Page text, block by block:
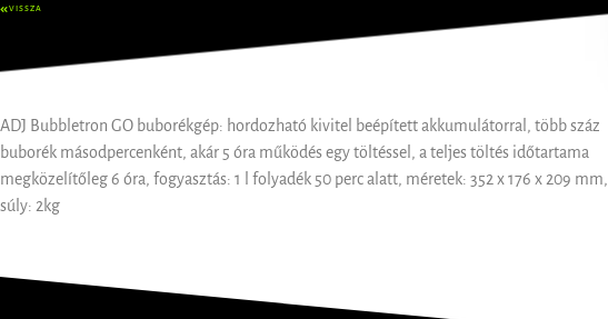
VISSZA
ADJ Bubbletron GO buborékgép: hordozható kivitel beépített akkumulátorral, több száz
buborék másodpercenként, akár 5 óra működés egy töltéssel, a teljes töltés időtartama
megközelítőleg 6 óra, fogyasztás: 1 l folyadék 50 perc alatt, méretek: 352 x 176 x 209 mm,
súly: 2kg